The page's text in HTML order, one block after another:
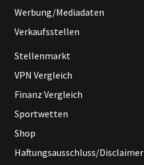
Werbung/Mediadaten
Verkaufsstellen
Stellenmarkt
VPN Vergleich
Finanz Vergleich
Sportwetten
Shop
Haftungsausschluss/Disclaimer